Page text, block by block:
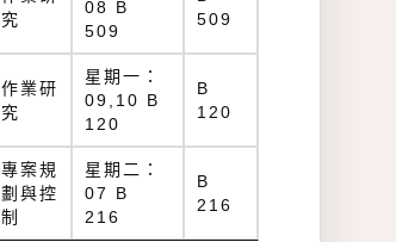
究
08 B
509
509
作業研
究
星期一：
09,10 B
120
B
120
專案規
劃與控
制
星期二：
07 B
216
B
216